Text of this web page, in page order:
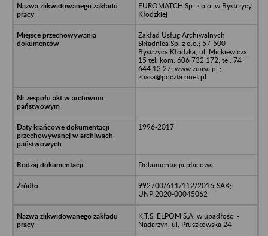
EUROMATCH Sp. z o.o. w Bystrzycy
Kłodzkiej
Zakład Usług Archiwalnych
Składnica Sp. z o.o.; 57-500
Bystrzyca Kłodzka, ul. Mickiewicza
15 tel. kom. 606 732 172; tel. 74
644 13 27; www.zuasa.pl ;
zuasa@poczta.onet.pl
1996-2017
Dokumentacja płacowa
992700/611/112/2016-SAK;
UNP:2020-00045062
K.T.S. ELPOM S.A. w upadłości -
Nadarzyn, ul. Pruszkowska 24